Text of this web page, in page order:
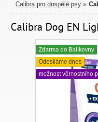
Calibra pro dospělé psy »
Calibra Dog EN
Zdarma do Balíkovny
Odesíláme dnes
možnost věrnostního